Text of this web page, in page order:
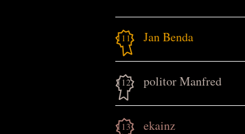
111. Jan Benda
112. politor Manfred
113. ekainz